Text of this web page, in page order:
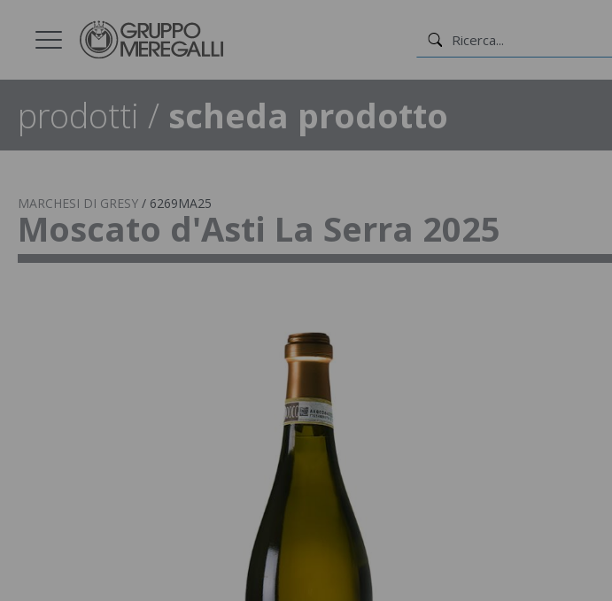
prodotti / scheda prodotto
MARCHESI DI GRESY / 6269MA25
Moscato d'Asti La Serra 2025